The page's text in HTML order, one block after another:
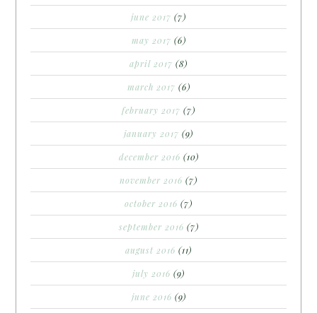
june 2017 (7)
may 2017 (6)
april 2017 (8)
march 2017 (6)
february 2017 (7)
january 2017 (9)
december 2016 (10)
november 2016 (7)
october 2016 (7)
september 2016 (7)
august 2016 (11)
july 2016 (9)
june 2016 (9)